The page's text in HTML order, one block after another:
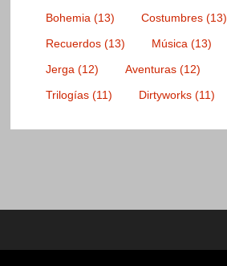
Bohemia(13) Costumbres(13)
Recuerdos(13) Música(13)
Jerga(12) Aventuras(12)
Trilogías(11) Dirtyworks(11)